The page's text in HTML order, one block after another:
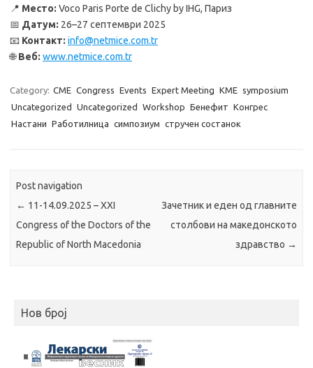
📍 Место: Voco Paris Porte de Clichy by IHG, Париз
📅 Датум: 26–27 септември 2025
📧 Контакт: info@netmice.com.tr
🌐Веб: www.netmice.com.tr
Category: CME Congress Events Expert Meeting KME symposium
Uncategorized
Uncategorized Workshop Бенефит Конгрес
Настани Работилница симпозиум стручен состанок
Post navigation
← 11-14.09.2025 – XXI
Congress of the Doctors of the
Republic of North Macedonia
Зачетник и еден од главните
столбови на македонското
здравство →
Нов број